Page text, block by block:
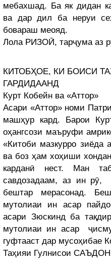
мебахшад. Ба як дидан
ва дар дил ба неруи
бовараш меояд.
Лола РИЗОӢ, тарҷума аз
КИТОБҲОЕ, КИ БОИСИ
ГАРДИДААНД
Курт Кобейн ва «Аттор»
Асари «Аттор» номи
машҳур кард. Барои
оҳангсози маъруфи
«Китоби мазкурро зиёда
ва боз ҳам хоҳиши
карданӣ нест. Ман
савдозадаам, аз ин рӯ,
бештар мерасонад.
мутолиаи ин асар
асари Зюскинд ба
мутолиаи ин асар
гуфтааст дар мусоҳибае
Таҳияи Гулнисои